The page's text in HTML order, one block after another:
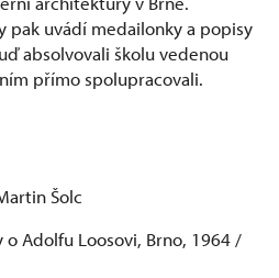
pak uvádí medailonky a popisy
absolvovali školu vedenou
přímo spolupracovali.
Šolc
Adolfu Loosovi, Brno, 1964 /